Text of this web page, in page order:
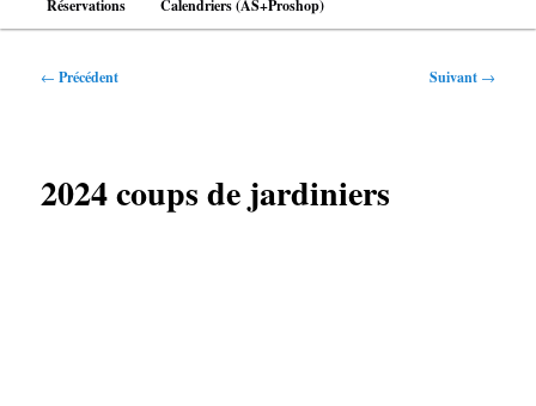
Réservations Calendriers (AS+Proshop)
Navigation
← Précédent Suivant →
2024 coups de jardiniers